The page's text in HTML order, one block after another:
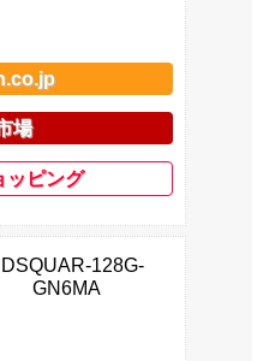
場
ッピング
128G-
GN6MA